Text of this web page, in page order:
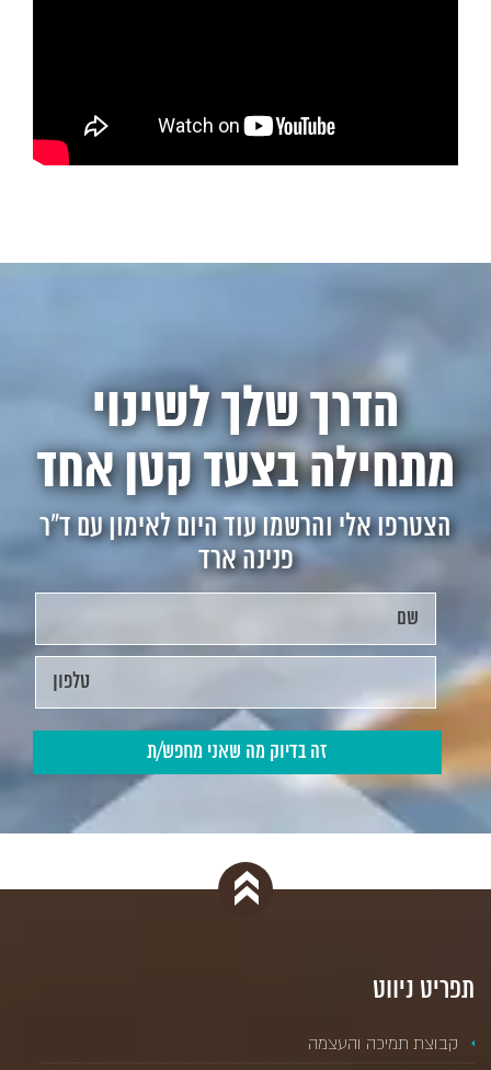
הדרך שלך לשינוי
מתחילה בצעד קטן אחד
הצטרפו אלי והרשמו עוד היום לאימון עם ד"ר
פנינה ארד
תפריט ניווט
קבוצת תמיכה והעצמה